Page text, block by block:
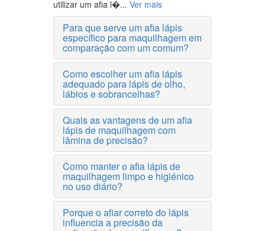
utilizar um afia l�... Ver mais
Para que serve um afia lápis
específico para maquilhagem em
comparação com um comum?
Como escolher um afia lápis
adequado para lápis de olho,
lábios e sobrancelhas?
Quais as vantagens de um afia
lápis de maquilhagem com
lâmina de precisão?
Como manter o afia lápis de
maquilhagem limpo e higiénico
no uso diário?
Porque o afiar correto do lápis
influencia a precisão da